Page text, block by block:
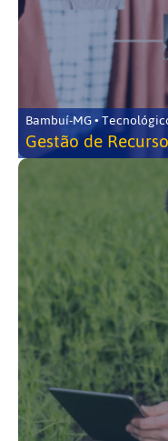
Bambuí-MG •
Gestão de